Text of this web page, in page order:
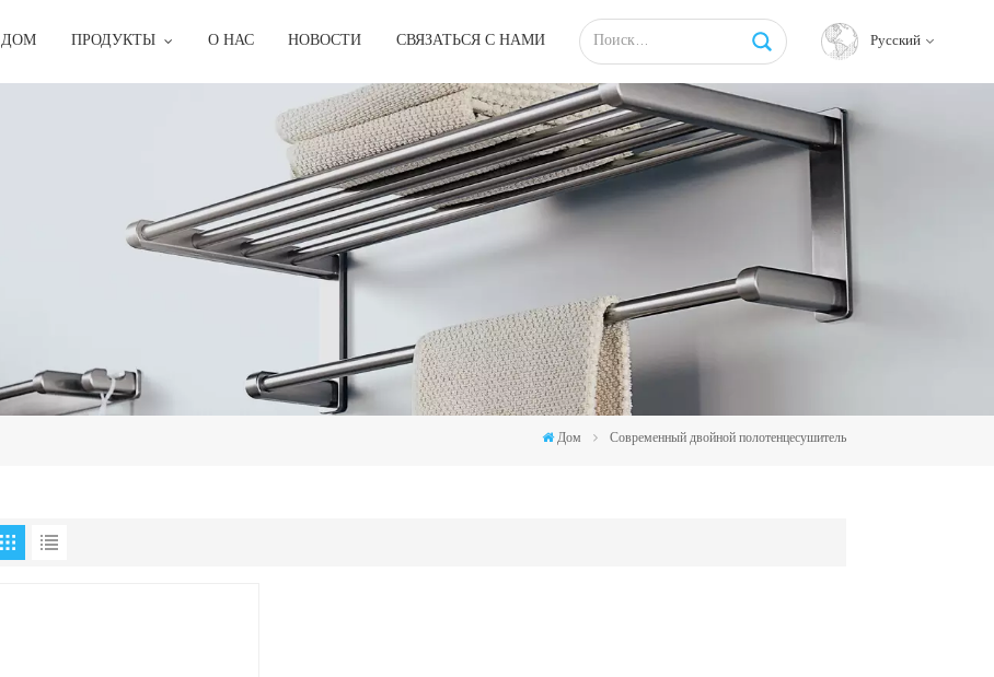
ДОМ ПРОДУКТЫ О НАС НОВОСТИ СВЯЗАТЬСЯ С НАМИ Русский
English
français
русский
español
Дом Современный двойной полотенцесушитель